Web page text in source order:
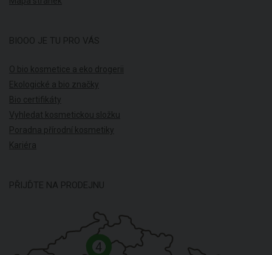
BIOOO JE TU PRO VÁS
O bio kosmetice a eko drogerii
Ekologické a bio značky
Bio certifikáty
Vyhledat kosmetickou složku
Poradna přírodní kosmetiky
Kariéra
PŘIJĎTE NA PRODEJNU
4